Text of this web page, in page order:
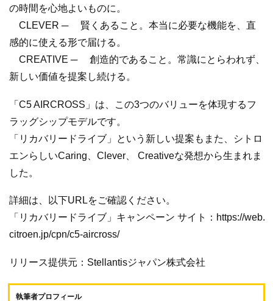
の時間を心地よいものに。
CLEVER ─ 賢くあること。本当に必要な機能を、直
感的に使える形で届ける。
CREATIVE ─ 創造的であること。常識にとらわれず、
新しい価値を提案し続ける。
「C5 AIRCROSS」は、この3つのバリューを体現するフ
ラッグシップモデルです。
「リカバリードライブ」という新しい提案もまた、シトロ
エンらしいCaring、Clever、 Creativeな発想から生まれま
した。
詳細は、以下URLをご確認ください。
「リカバリードライブ」キャンペーン サイト：https://web.
citroen.jp/cpn/c5-aircross/
リリース提供元：Stellantisジャパン株式会社
執筆者プロフィール